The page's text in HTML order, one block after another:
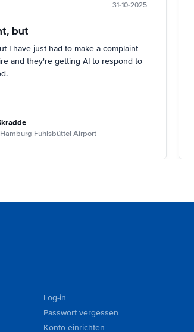
31-10-2025
but
I have just had to make a complaint
and they're getting AI to respond to
Fuhlsbüttel Airport
Log-in
Passwort vergessen
Konto einrichten